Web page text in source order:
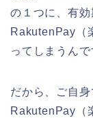
の１つに、有
RakutenPay（
ってしまうんで
だから、ご自
RakutenPay（